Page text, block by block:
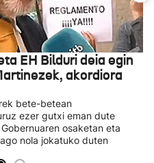
EH Bilduri deia egin
akordiora
bete-betean
ezer gutxi eman dute
osaketan eta
nola jokatuko duten